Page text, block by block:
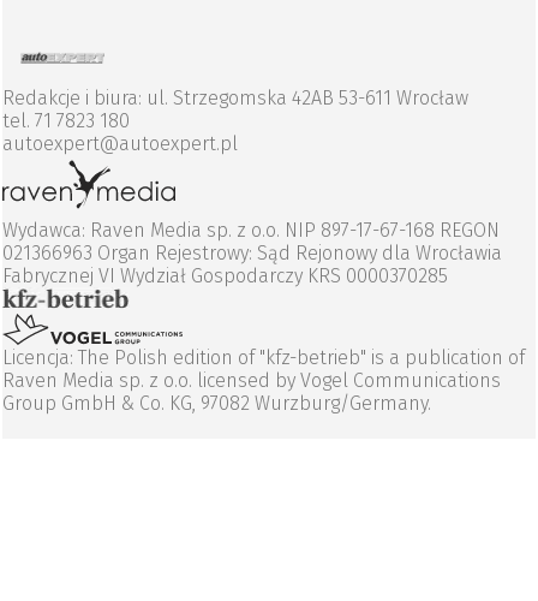
Redakcje i biura: ul. Strzegomska 42AB 53-611 Wrocław
tel. 71 7823 180
autoexpert@autoexpert.pl
Wydawca: Raven Media sp. z o.o. NIP 897-17-67-168 REGON
021366963 Organ Rejestrowy: Sąd Rejonowy dla Wrocławia
Fabrycznej VI Wydział Gospodarczy KRS 0000370285
Licencja: The Polish edition of "kfz-betrieb" is a publication of
Raven Media sp. z o.o. licensed by Vogel Communications
Group GmbH & Co. KG, 97082 Wurzburg/Germany.